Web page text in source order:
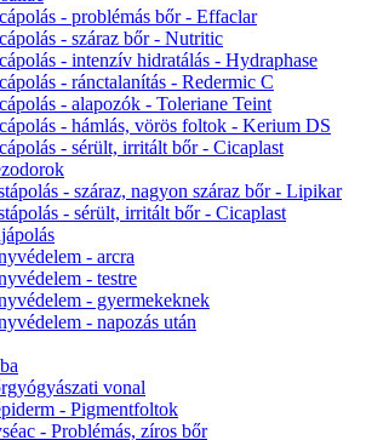
- problémás bőr - Effaclar
- száraz bőr - Nutritic
- intenzív hidratálás - Hydraphase
- ránctalanítás - Redermic C
- alapozók - Toleriane Teint
- hámlás, vörös foltok - Kerium DS
- sérült, irritált bőr - Cicaplast
- száraz, nagyon száraz bőr - Lipikar
- sérült, irritált bőr - Cicaplast
- arcra
- testre
- gyermekeknek
- napozás után
vonal
- Pigmentfoltok
- Problémás, zíros bőr